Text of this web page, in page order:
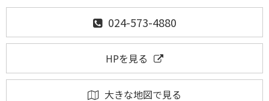
024-573-4880
HPを見る
大きな地図で見る